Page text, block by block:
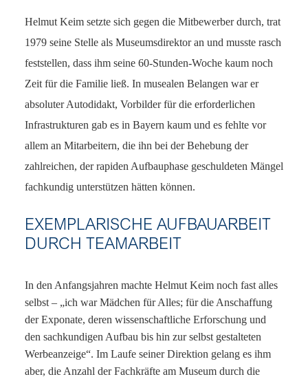
Helmut Keim setzte sich gegen die Mitbewerber durch, trat
1979 seine Stelle als Museumsdirektor an und musste rasch
feststellen, dass ihm seine 60-Stunden-Woche kaum noch
Zeit für die Familie ließ. In musealen Belangen war er
absoluter Autodidakt, Vorbilder für die erforderlichen
Infrastrukturen gab es in Bayern kaum und es fehlte vor
allem an Mitarbeitern, die ihn bei der Behebung der
zahlreichen, der rapiden Aufbauphase geschuldeten Mängel
fachkundig unterstützen hätten können.
EXEMPLARISCHE AUFBAUARBEIT
DURCH TEAMARBEIT
In den Anfangsjahren machte Helmut Keim noch fast alles
selbst – „ich war Mädchen für Alles; für die Anschaffung
der Exponate, deren wissenschaftliche Erforschung und
den sachkundigen Aufbau bis hin zur selbst gestalteten
Werbeanzeige“. Im Laufe seiner Direktion gelang es ihm
aber, die Anzahl der Fachkräfte am Museum durch die